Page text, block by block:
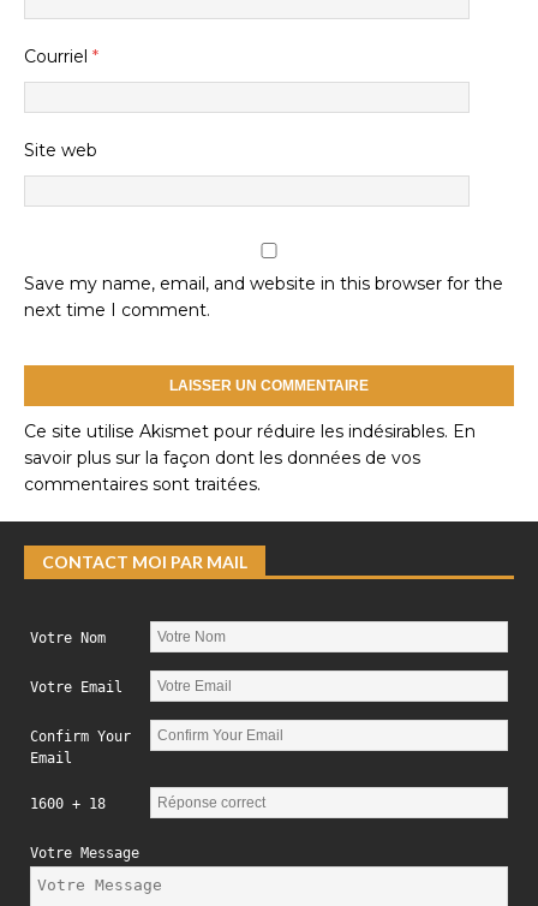
Courriel *
Site web
Save my name, email, and website in this browser for the
next time I comment.
Ce site utilise Akismet pour réduire les indésirables. En
savoir plus sur la façon dont les données de vos
commentaires sont traitées.
CONTACT MOI PAR MAIL
Votre Nom
Votre Email
Confirm Your
Email
1600 + 18
Votre Message